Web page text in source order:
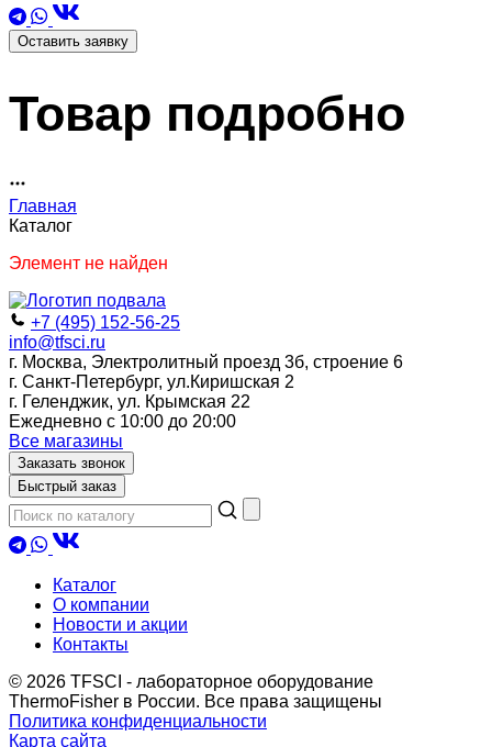
Оставить заявку
Товар подробно
Главная
Каталог
Элемент не найден
+7 (495) 152-56-25
info@tfsci.ru
г. Москва, Электролитный проезд 3б, строение 6
г. Санкт-Петербург, ул.Киришская 2
г. Геленджик, ул. Крымская 22
Ежедневно с 10:00 до 20:00
Все магазины
Заказать звонок
Быстрый заказ
Каталог
О компании
Новости и акции
Контакты
© 2026 TFSCI - лабораторное оборудование
ThermoFisher в России. Все права защищены
Политика конфиденциальности
Карта сайта